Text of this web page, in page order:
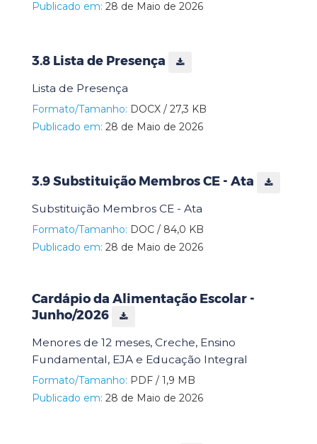
Publicado em: 28 de Maio de 2026
3.8 Lista de Presença
Lista de Presença
Formato/Tamanho: DOCX / 27,3 KB
Publicado em: 28 de Maio de 2026
3.9 Substituição Membros CE - Ata
Substituição Membros CE - Ata
Formato/Tamanho: DOC / 84,0 KB
Publicado em: 28 de Maio de 2026
Cardápio da Alimentação Escolar -
Junho/2026
Menores de 12 meses, Creche, Ensino
Fundamental, EJA e Educação Integral
Formato/Tamanho: PDF / 1,9 MB
Publicado em: 28 de Maio de 2026